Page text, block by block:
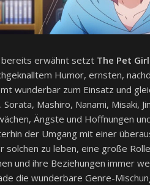
bereits erwähnt setzt The Pet
Humor, ernsten,
wunderbar zum Einsatz und
Sorata, Mashiro, Nanami, Misaki,
Ängste und Hoffnungen
der Umgang mit einer
solchen zu leben, eine große
und ihre Beziehungen immer
die wunderbare Genre-